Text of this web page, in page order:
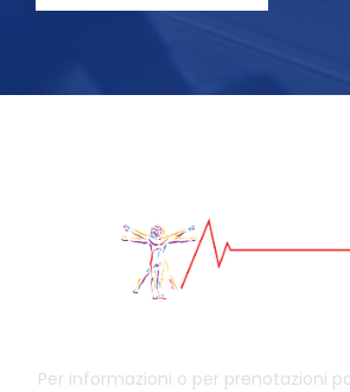
Per informazioni o per prenotazioni